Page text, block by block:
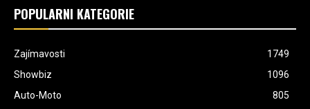
POPULÁRNÍ KATEGORIE
Zajímavosti
1749
Showbiz
1096
Auto-Moto
805